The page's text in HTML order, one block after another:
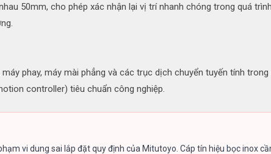
50mm, cho phép xác nhận lại vị trí nhanh chóng trong quá
phay, máy mài phẳng và các trục dịch chuyển tuyến tính
controller) tiêu chuẩn công nghiệp.
vi dung sai lắp đặt quy định của Mitutoyo. Cáp tín hiệu bọc inox